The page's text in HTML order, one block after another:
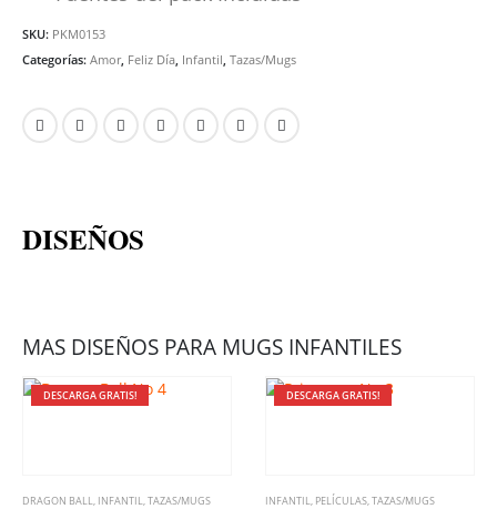
SKU: PKM0153
Categorías: Amor, Feliz Día, Infantil, Tazas/Mugs
DISEÑOS
MAS DISEÑOS PARA MUGS INFANTILES
DESCARGA GRATIS!
DRAGON BALL, INFANTIL,TAZAS/MUGS
DESCARGA GRATIS!
INFANTIL, PELÍCULAS,TAZAS/MUGS